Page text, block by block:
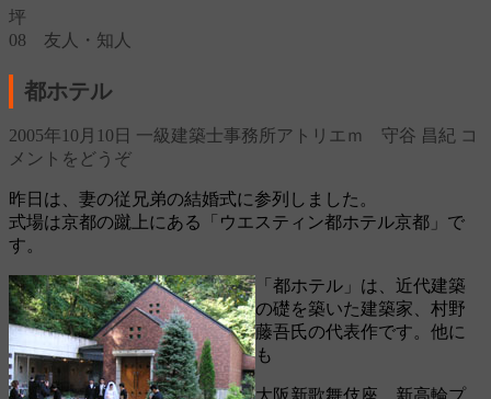
坪
08 友人・知人
都ホテル
2005年10月10日 一級建築士事務所アトリエｍ 守谷 昌紀 コ
メントをどうぞ
昨日は、妻の従兄弟の結婚式に参列しました。
式場は京都の蹴上にある「ウエスティン都ホテル京都」で
す。
「都ホテル」は、近代建築
の礎を築いた建築家、村野
藤吾氏の代表作です。他に
も
大阪新歌舞伎座、新高輪プ